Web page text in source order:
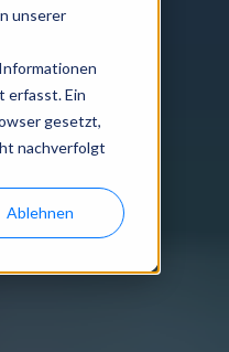
unserer
erfasst. Ein
gesetzt,
nachverfolgt
Ablehnen